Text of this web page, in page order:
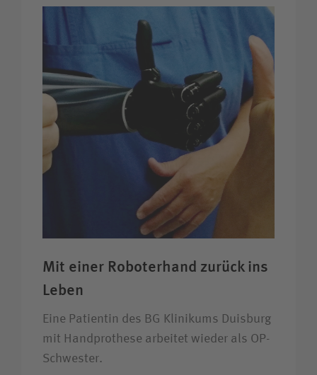
Mit einer Roboter­hand zurück ins
Leben
Eine Patientin des BG Klinikums Duisburg
mit Handprothese arbeitet wieder als OP-
Schwester.